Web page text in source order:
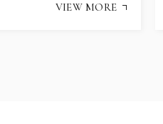
VIEW MORE